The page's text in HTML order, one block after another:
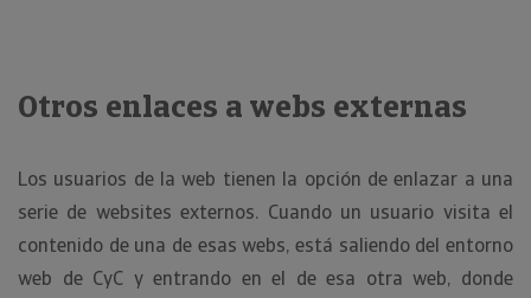
Otros enlaces a webs externas
Los usuarios de la web tienen la opción de enlazar a una
serie de websites externos. Cuando un usuario visita el
contenido de una de esas webs, está saliendo del entorno
web de CyC y entrando en el de esa otra web, donde